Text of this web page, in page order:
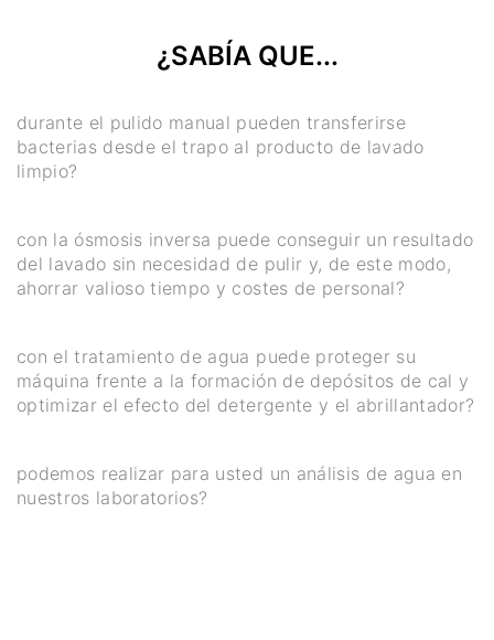
¿SABÍA QUE...
durante el pulido manual pueden transferirse
bacterias desde el trapo al producto de lavado
limpio?
con la ósmosis inversa puede conseguir un resultado
del lavado sin necesidad de pulir y, de este modo,
ahorrar valioso tiempo y costes de personal?
con el tratamiento de agua puede proteger su
máquina frente a la formación de depósitos de cal y
optimizar el efecto del detergente y el abrillantador?
podemos realizar para usted un análisis de agua en
nuestros laboratorios?